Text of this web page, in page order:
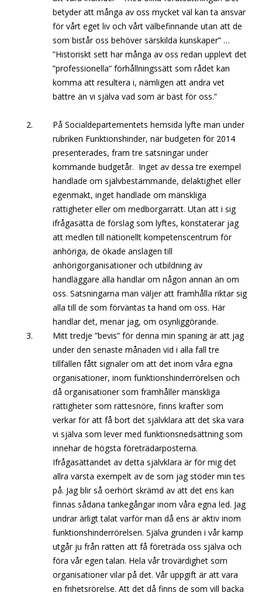
betyder att många av oss mycket väl kan ta ansvar
för vårt eget liv och vårt välbefinnande utan att de
som bistår oss behöver särskilda kunskaper” …
”Historiskt sett har många av oss redan upplevt det
”professionella” förhållningssätt som rådet kan
komma att resultera i, nämligen att andra vet
bättre än vi själva vad som är bäst för oss.”
På Socialdepartementets hemsida lyfte man under
rubriken Funktionshinder, när budgeten för 2014
presenterades, fram tre satsningar under
kommande budgetår. Inget av dessa tre exempel
handlade om självbestämmande, delaktighet eller
egenmakt, inget handlade om mänskliga
rättigheter eller om medborgarrätt. Utan att i sig
ifrågasätta de förslag som lyftes, konstaterar jag
att medlen till nationellt kompetenscentrum för
anhöriga, de ökade anslagen till
anhörigorganisationer och utbildning av
handläggare alla handlar om någon annan än om
oss. Satsningarna man väljer att framhålla riktar sig
alla till de som förväntas ta hand om oss. Här
handlar det, menar jag, om osynliggörande.
Mitt tredje ”bevis” för denna min spaning är att jag
under den senaste månaden vid i alla fall tre
tillfällen fått signaler om att det inom våra egna
organisationer, inom funktionshinderrörelsen och
då organisationer som framhåller mänskliga
rättigheter som rättesnöre, finns krafter som
verkar för att få bort det självklara att det ska vara
vi själva som lever med funktionsnedsättning som
innehar de högsta företrädarposterna.
Ifrågasättandet av detta självklara är för mig det
allra värsta exempelt av de som jag stöder min tes
på. Jag blir så oerhört skrämd av att det ens kan
finnas sådana tankegångar inom våra egna led. Jag
undrar ärligt talat varför man då ens är aktiv inom
funktionshinderrörelsen. Själva grunden i vår kamp
utgår ju från rätten att få företräda oss själva och
föra vår egen talan. Hela vår trovärdighet som
organisationer vilar på det. Vår uppgift är att vara
en frihetsrörelse. Att det då finns de som vill backa